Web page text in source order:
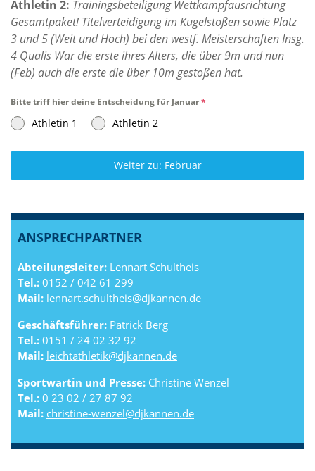
Athletin 2: Trainingsbeteiligung Wettkampfausrichtung
Gesamtpaket! Titelverteidigung im Kugelstoßen sowie Platz
3 und 5 (Weit und Hoch) bei den westf. Meisterschaften Insg.
4 Qualis War die erste ihres Alters, die über 9m und nun
(Feb) auch die erste die über 10m gestoßen hat.
Bitte triff hier deine Entscheidung für Januar*
Athletin 1 Athletin 2
Weiter zu: Februar
ANSPRECHPARTNER
Abteilungsleiter: Lennart Schultheis
Tel.: 0152 / 042 61 299
Mail: lennart.schultheis@djkannen.de
Geschäftsführer: Patrick Berg
Tel.: 0151 / 24 02 32 92
Mail: leichtathletik@djkannen.de
Sportwartin und Presse: Christine Wenzel
Tel.: 0 23 02 / 27 87 92
Mail: christine-wenzel@djkannen.de